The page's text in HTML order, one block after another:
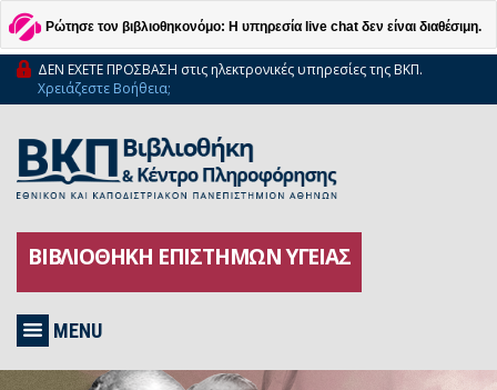
Ρώτησε τον βιβλιοθηκονόμο: Η υπηρεσία live chat δεν είναι διαθέσιμη.
ΔΕΝ ΕΧΕΤΕ ΠΡΟΣΒΑΣΗ στις ηλεκτρονικές υπηρεσίες της ΒΚΠ.
Χρειάζεστε Βοήθεια;
ΒΙΒΛΙΟΘΗΚΗ ΕΠΙΣΤΗΜΩΝ ΥΓΕΙΑΣ
MENU